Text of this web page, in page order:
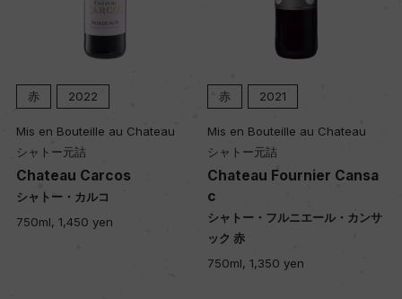
20ー30年
土壌
モレーン、砂質、沖積土壌、カリウムを多く含
む。
品質分類・原産地呼称
赤 2022
Mis en Bouteille au Chateau
シャトー元詰
Chateau Carcos
シャトー・カルコ
750ml, 1,450 yen
赤 2021
Mis en Bouteille au Chateau
シャトー元詰
Chateau Fournier Cansa
c
シャトー・フルニエール・カンサ
ック 赤
750ml, 1,350 yen